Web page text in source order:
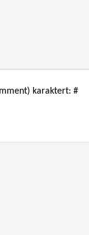
karaktert: #